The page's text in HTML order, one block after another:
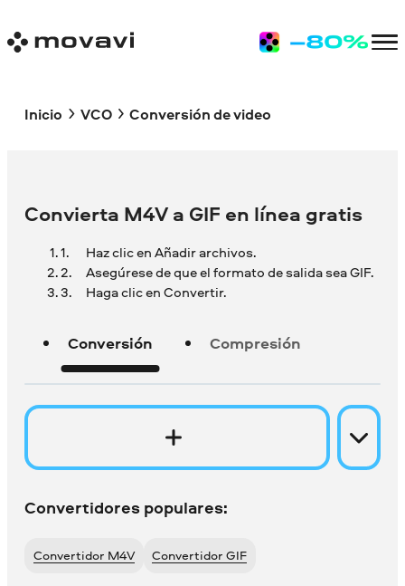
Inicio VCO Conversión de video
Convierta M4V a GIF en línea gratis
Haz clic en Añadir archivos.
Asegúrese de que el formato de salida sea GIF.
Haga clic en Convertir.
Conversión Compresión
Convertidores populares:
Convertidor M4V Convertidor GIF